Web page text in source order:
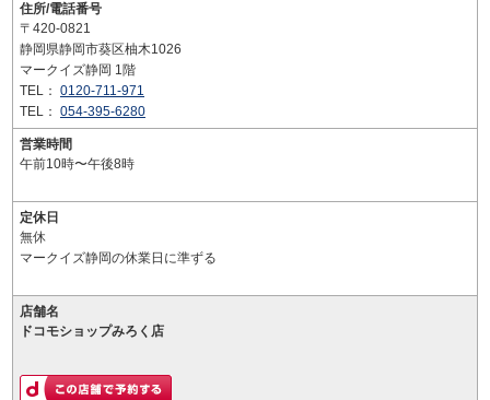
住所/電話番号
〒420-0821
静岡県静岡市葵区柚木1026
マークイズ静岡 1階
TEL： 0120-711-971
TEL： 054-395-6280
営業時間
午前10時〜午後8時
定休日
無休
マークイズ静岡の休業日に準ずる
店舗名
ドコモショップみろく店